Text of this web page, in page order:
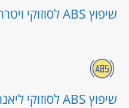
שיפוץ ABS לסוזוקי ויטרה
שיפוץ ABS לסוזוקי ליאנה